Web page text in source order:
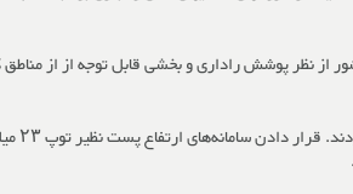
که تمامی کشور از نظر پوشش راداری و بخشی قابل توجه
شهید